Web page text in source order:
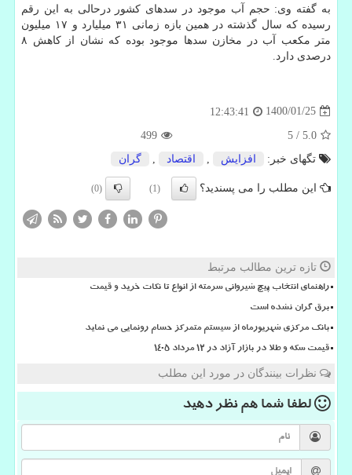
به گفته وی: حجم آب موجود در سدهای کشور درحالی به این رقم
رسیده که سال گذشته در همین بازه زمانی ۳۱ میلیارد و ۱۷ میلیون
متر مکعب آب در مخازن سدها موجود بوده که نشان از کاهش ۸
درصدی دارد.
1400/01/25
12:43:41
5.0
/
5
499
تگهای خبر:
افزایش اقتصاد گران
این مطلب را می پسندید؟ (1)
(0)
تازه ترین مطالب مرتبط
راهنمای انتخاب پیچ شیروانی سرمته از انواع تا نکات خرید و قیمت
برق گران نشده است
بانک مرکزی شهریورماه از سیستم متمرکز حسام رونمایی می نماید
قیمت سکه و طلا در بازار آزاد در ۱۲ مرداد ۱۴۰۵
نظرات بینندگان در مورد این مطلب
لطفا شما همنظر دهید